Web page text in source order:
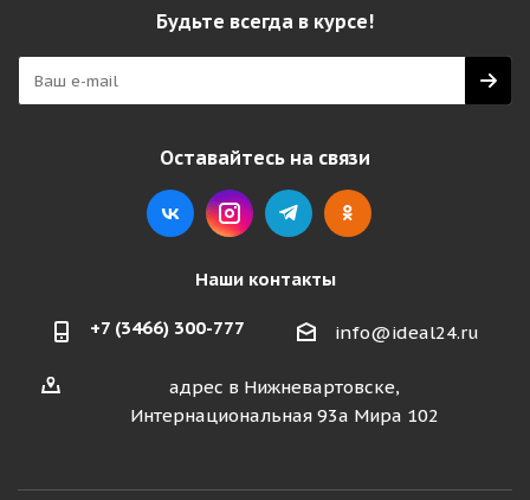
Будьте всегда в курсе!
Оставайтесь на связи
Наши контакты
+7 (3466) 300-777 info@ideal24.ru
адрес в Нижневартовске,
Интернациональная 93а Мира 102